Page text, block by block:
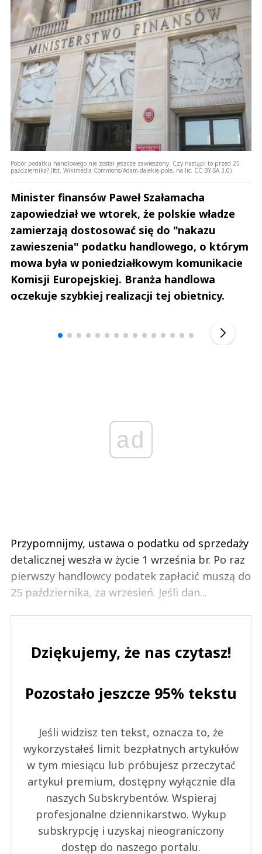
Pobór podatku handlowego nie został jeszcze zawieszony. Czy nastąpi to przed 25
października? (fot. Wikimedia Commons/Adam-dalekie-pole, na lic. CC BY-SA 3.0)
Minister finansów Paweł Szałamacha
zapowiedział we wtorek, że polskie władze
zamierzają dostosować się do "nakazu
zawieszenia" podatku handlowego, o którym
mowa była w poniedziałkowym komunikacie
Komisji Europejskiej. Branża handlowa
oczekuje szybkiej realizacji tej obietnicy.
ad
Przypomnijmy, ustawa o podatku od sprzedaży
detalicznej weszła w życie 1 września br. Po raz
pierwszy handlowcy podatek zapłacić muszą do
25 października, za wrzesień. Jeśli dan...
Dziękujemy, że nas czytasz!
Pozostało jeszcze 95% tekstu
Jeśli widzisz ten tekst, oznacza to, że
wykorzystałeś limit bezpłatnych artykułów
w tym miesiącu lub próbujesz przeczytać
artykuł premium, dostępny wyłącznie dla
naszych Subskrybentów. Wspieraj
profesjonalne dziennikarstwo. Wykup
subskrypcję i uzyskaj nieograniczony
dostęp do naszego portalu.